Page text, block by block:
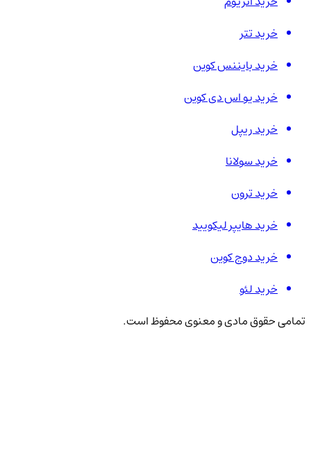
خرید تتر
خرید بایننس کوین
خرید یو اس دی کوین
خرید ریپل
خرید سولانا
خرید ترون
خرید هایپر لیکویید
خرید دوج کوین
خرید لئو
تمامی حقوق مادی و معنوی محفوظ است.